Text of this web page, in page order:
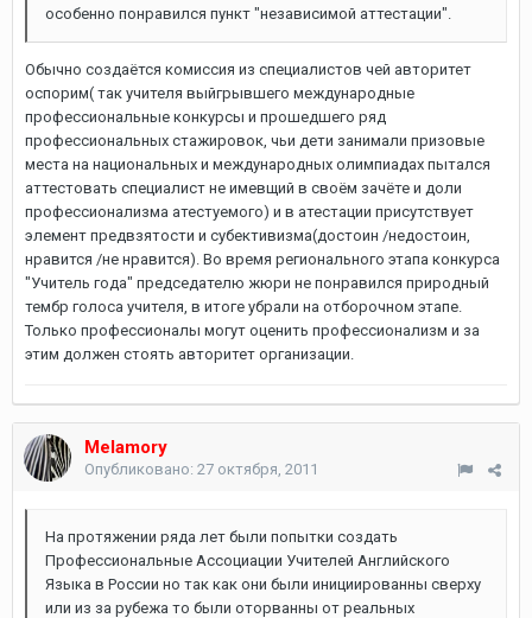
особенно понравился пункт "независимой аттестации".
Обычно создаётся комиссия из специалистов чей авторитет
оспорим( так учителя выйгрывшего международные
профессиональные конкурсы и прошедшего ряд
профессиональных стажировок, чьи дети занимали призовые
места на национальных и международных олимпиадах пытался
аттестовать специалист не имевщий в своём зачёте и доли
профессионализма атестуемого) и в атестации присутствует
элемент предвзятости и субективизма(достоин /недостоин,
нравится /не нравится). Во время регионального этапа конкурса
"Учитель года" председателю жюри не понравился природный
тембр голоса учителя, в итоге убрали на отборочном этапе.
Только профессионалы могут оценить профессионализм и за
этим должен стоять авторитет организации.
Melamory
Опубликовано: 27 октября, 2011
На протяжении ряда лет были попытки создать
Профессиональные Ассоциации Учителей Английского
Языка в России но так как они были инициированны сверху
или из за рубежа то были оторванны от реальных